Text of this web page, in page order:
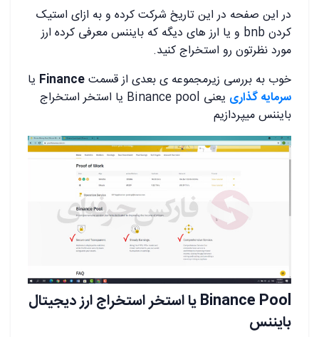
در این صفحه در این تاریخ شرکت کرده و به ازای استیک
کردن bnb و یا ارز های دیگه که بایننس معرفی کرده ارز
مورد نظرتون رو استخراج کنید.
خوب به بررسی زیرمجموعه ی بعدی از قسمتFinance یا
سرمایه گذاری
یعنی Binance pool یا استخر استخراج
بایننس میپردازیم
Binance Pool یا استخر استخراج ارز دیجیتال
بایننس